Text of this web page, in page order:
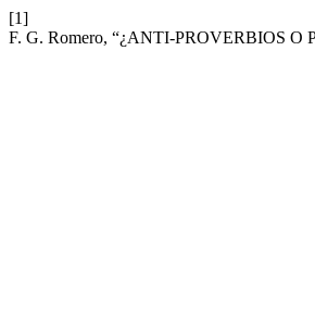
[1]
F. G. Romero, “¿ANTI-PROVERBIOS O